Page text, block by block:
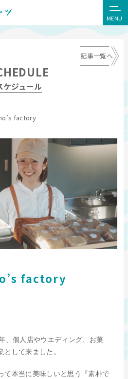
MENU
ケジュール
記事一覧へ
factory
factory
、個人店やウエディング、お菓
して来ました。
て本当に美味しいと思う『素朴で